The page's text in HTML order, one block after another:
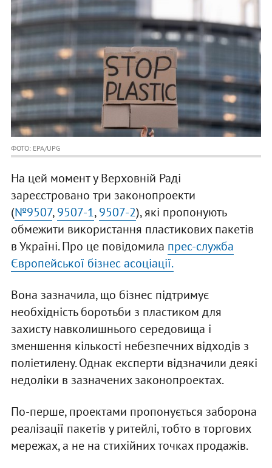
ФОТО: EPA/UPG
На цей момент у Верховній Раді
зареєстровано три законопроекти
(№9507,9507-1,9507-2), які пропонують
обмежити використання пластикових пакетів
в Україні. Про це повідомила прес-служба
Європейської бізнес асоціації.
Вона зазначила, що бізнес підтримує
необхідність боротьби з пластиком для
захисту навколишнього середовища і
зменшення кількості небезпечних відходів з
поліетилену. Однак експерти відзначили деякі
недоліки в зазначених законопроектах.
По-перше, проектами пропонується заборона
реалізації пакетів у ритейлі, тобто в торгових
мережах, а не на стихійних точках продажів.